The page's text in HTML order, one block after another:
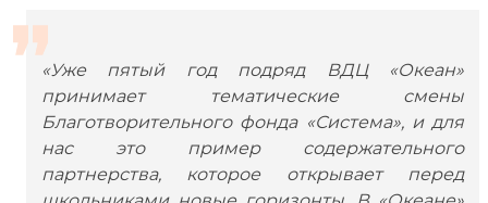
«Уже пятый год подряд ВДЦ «Океан»
принимает тематические смены
Благотворительного фонда «Система», и для
нас это пример содержательного
партнерства, которое открывает перед